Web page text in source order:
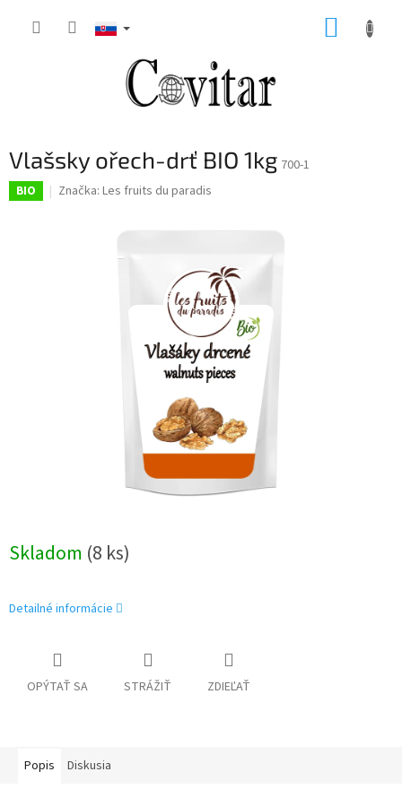
Vlašsky ořech-drť BIO 1kg 700-1
BIO Značka: Les fruits du paradis
Skladom (8 ks)
Detailné informácie
OPÝTAŤ SA STRÁŽIŤ ZDIEĽAŤ
Popis Diskusia